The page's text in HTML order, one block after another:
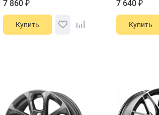
7 860 ₽
Купить
7 640 ₽
Купить